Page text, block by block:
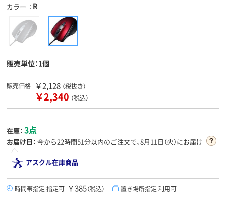
カラー R
販売単位：1個
販売価格 ￥2,128 （税抜き）
￥2,340 （税込）
在庫： 3点
お届け日： 今から22時間51分以内のご注文で、8月11日（火）にお届け
アスクル在庫商品
時間帯指定 指定可 ￥385（税込） 置き場所指定 利用可